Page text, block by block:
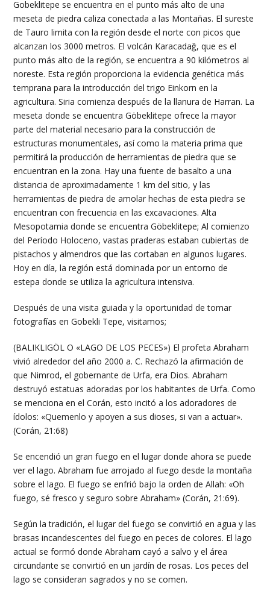
Gobeklitepe se encuentra en el punto más alto de una
meseta de piedra caliza conectada a las Montañas. El sureste
de Tauro limita con la región desde el norte con picos que
alcanzan los 3000 metros. El volcán Karacadağ, que es el
punto más alto de la región, se encuentra a 90 kilómetros al
noreste. Esta región proporciona la evidencia genética más
temprana para la introducción del trigo Einkorn en la
agricultura. Siria comienza después de la llanura de Harran. La
meseta donde se encuentra Göbeklitepe ofrece la mayor
parte del material necesario para la construcción de
estructuras monumentales, así como la materia prima que
permitirá la producción de herramientas de piedra que se
encuentran en la zona. Hay una fuente de basalto a una
distancia de aproximadamente 1 km del sitio, y las
herramientas de piedra de amolar hechas de esta piedra se
encuentran con frecuencia en las excavaciones. Alta
Mesopotamia donde se encuentra Göbeklitepe; Al comienzo
del Período Holoceno, vastas praderas estaban cubiertas de
pistachos y almendros que las cortaban en algunos lugares.
Hoy en día, la región está dominada por un entorno de
estepa donde se utiliza la agricultura intensiva.
Después de una visita guiada y la oportunidad de tomar
fotografías en Gobekli Tepe, visitamos;
(BALIKLIGÖL O «LAGO DE LOS PECES») El profeta Abraham
vivió alrededor del año 2000 a. C. Rechazó la afirmación de
que Nimrod, el gobernante de Urfa, era Dios. Abraham
destruyó estatuas adoradas por los habitantes de Urfa. Como
se menciona en el Corán, esto incitó a los adoradores de
ídolos: «Quemenlo y apoyen a sus dioses, si van a actuar».
(Corán, 21:68)
Se encendió un gran fuego en el lugar donde ahora se puede
ver el lago. Abraham fue arrojado al fuego desde la montaña
sobre el lago. El fuego se enfrió bajo la orden de Allah: «Oh
fuego, sé fresco y seguro sobre Abraham» (Corán, 21:69).
Según la tradición, el lugar del fuego se convirtió en agua y las
brasas incandescentes del fuego en peces de colores. El lago
actual se formó donde Abraham cayó a salvo y el área
circundante se convirtió en un jardín de rosas. Los peces del
lago se consideran sagrados y no se comen.